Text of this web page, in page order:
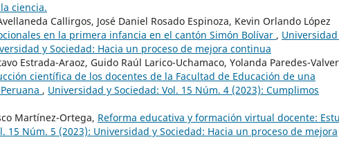
ciencia.
Callirgos, José Daniel Rosado Espinoza, Kevin Orlando López
en la primera infancia en el cantón Simón Bolívar ,
y Sociedad: Hacia un proceso de mejora continua
Estrada-Araoz, Guido Raúl Larico-Uchamaco, Yolanda Paredes-
científica de los docentes de la Facultad de Educación de una
, Universidad y Sociedad: Vol. 15 Núm. 4 (2023): Cumplimos
Martínez-Ortega, Reforma educativa y formación virtual docente:
15 Núm. 5 (2023): Universidad y Sociedad: Hacia un proceso de mejora